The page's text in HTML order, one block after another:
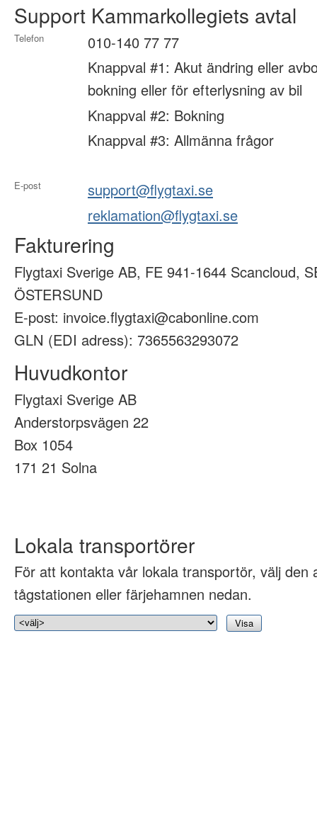
Support Kammarkollegiets avtal
Telefon
010-140 77 77
Knappval #1: Akut ändring eller
bokning eller för efterlysning av bil
Knappval #2: Bokning
Knappval #3: Allmänna frågor
E-post
support@flygtaxi.se
reklamation@flygtaxi.se
Fakturering
Flygtaxi Sverige AB, FE 941-1644 Scancloud,
ÖSTERSUND
E-post: invoice.flygtaxi@cabonline.com
GLN (EDI adress): 7365563293072
Huvudkontor
Flygtaxi Sverige AB
Anderstorpsvägen 22
Box 1054
171 21 Solna
Lokala transportörer
För att kontakta vår lokala transportör, välj den
tågstationen eller färjehamnen nedan.
Visa